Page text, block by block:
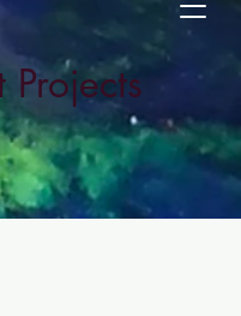
Projects